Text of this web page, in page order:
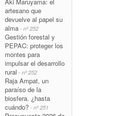
artesano que
devuelve al papel su
alma - nº 252
Gestión forestal y
PEPAC: proteger los
montes para
impulsar el desarrollo
rural - nº 252
Raja Ampat, un
paraíso de la
biosfera. ¿hasta
cuándo? - nº 251